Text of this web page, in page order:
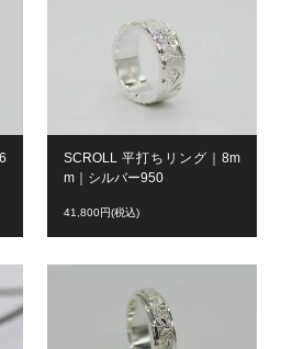
SCROLL 平打ちリング｜8m
m｜シルバー950
41,800円(税込)